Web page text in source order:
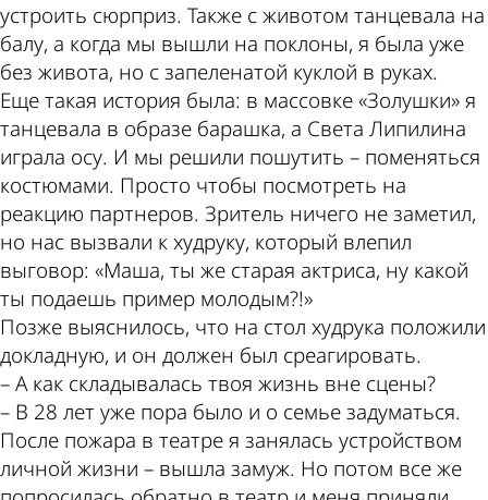
устроить сюрприз. Также с животом танцевала на
балу, а когда мы вышли на поклоны, я была уже
без живота, но с запеленатой куклой в руках.
Еще такая история была: в массовке «Золушки» я
танцевала в образе барашка, а Света Липилина
играла осу. И мы решили пошутить – поменяться
костюмами. Просто чтобы посмотреть на
реакцию партнеров. Зритель ничего не заметил,
но нас вызвали к худруку, который влепил
выговор: «Маша, ты же старая актриса, ну какой
ты подаешь пример молодым?!»
Позже выяснилось, что на стол худрука положили
докладную, и он должен был среагировать.
– А как складывалась твоя жизнь вне сцены?
– В 28 лет уже пора было и о семье задуматься.
После пожара в театре я занялась устройством
личной жизни – вышла замуж. Но потом все же